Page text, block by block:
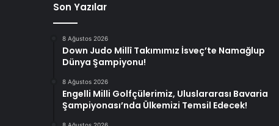
Son Yazılar
8 Ağustos 2026
Down Judo Millî Takımımız İsveç’te Namağlup
Dünya Şampiyonu!
8 Ağustos 2026
Engelli Milli Golfçülerimiz, Uluslararası Bavaria
Şampiyonası’nda Ülkemizi Temsil Edecek!